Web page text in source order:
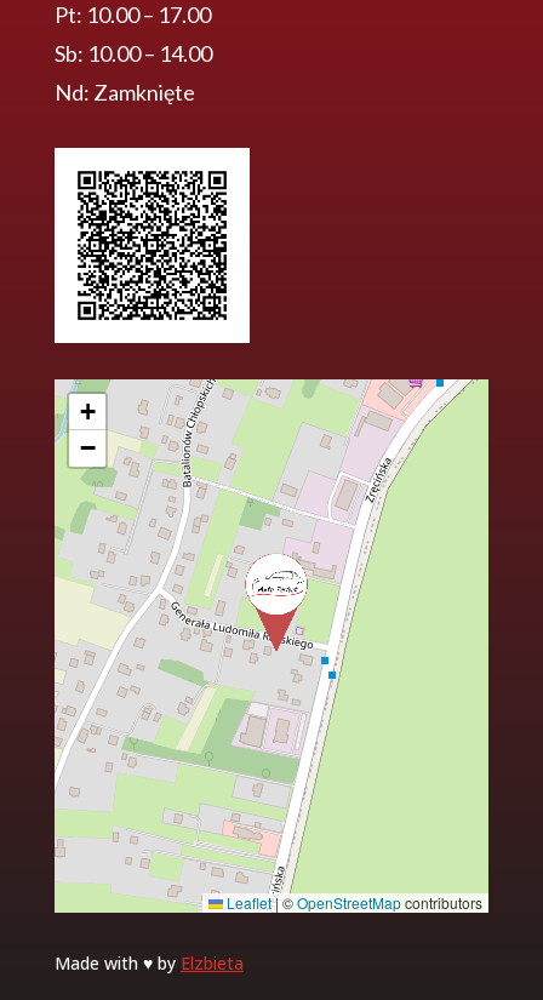
Pt: 10.00 – 17.00
Sb: 10.00 – 14.00
Nd: Zamknięte
+
−
Leaflet|©OpenStreetMapcontributors
Made with ♥ by Elzbieta